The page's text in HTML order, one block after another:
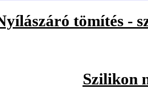
tömítés -
Szilikon